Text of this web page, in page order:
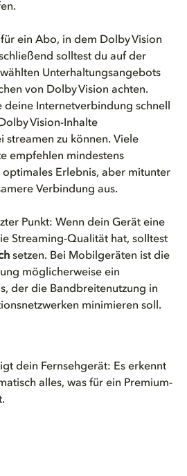
ein Abo, in dem Dolby Vision
solltest du auf der
Unterhaltungsangebots
von Dolby Vision achten.
Internetverbindung schnell
Vision-Inhalte
streamen zu können. Viele
empfehlen mindestens
Erlebnis, aber mitunter
Verbindung aus.
Punkt: Wenn dein Gerät eine
Streaming-Qualität hat, solltest
setzen. Bei Mobilgeräten ist die
möglicherweise ein
der die Bandbreitenutzung in
minimieren soll.
dein Fernsehgerät: Es erkennt
alles, was für ein Premium-